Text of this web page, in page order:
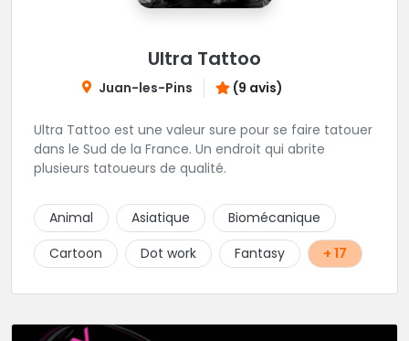
Ultra Tattoo
Juan-les-Pins (9 avis)
Ultra Tattoo est une valeur sure pour se faire tatouer
dans le Sud de la France. Un endroit qui abrite
plusieurs tatoueurs de qualité.
Animal Asiatique
Biomécanique
Cartoon
Dot work Fantasy + 17